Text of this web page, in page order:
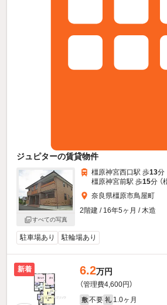
ジュピターの賃貸物件
すべての写真
橿原神宮西口駅 歩13分
橿原神宮前駅 歩15分 （
奈良県橿原市鳥屋町
2階建 / 16年5ヶ月 / 木造
駐車場あり 駐輪場あり
新着 6.2万円
（管理費4,600円）
敷 不要 礼 1.0ヶ月